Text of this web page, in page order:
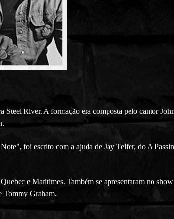
River. A formação era composta pelo cantor
foi escrito com a ajuda de Jay Telfer, do A
e Maritimes. Também se apresentaram no
Tommy Graham.